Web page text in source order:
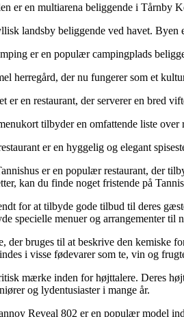
er en multiarena beliggende i Tårnby
landsby beliggende ved havet. Byen
er en populær campingplads
herregård, der nu fungerer som et
er en restaurant, der serverer en bred
tilbyder en omfattende liste
er en hyggelig og elegant
er en populær restaurant, der
kan du finde noget fristende på
for at tilbyde gode tilbud til deres
specielle menuer og arrangementer til
der bruges til at beskrive den
i visse fødevarer som te, vin og
mærke inden for højttalere. Deres
og lydentusiaster i mange år.
Reveal 802 er en populær model